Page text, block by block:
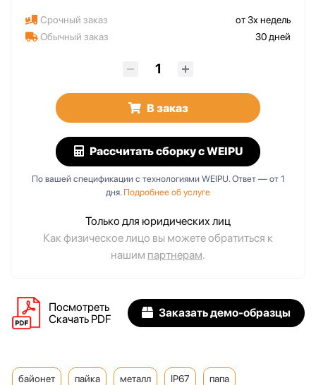
Срочный заказ
от 3х недель
Обычный заказ
30 дней
В заказ
Рассчитать сборкус WEIPU
По вашей спецификации с технологиями WEIPU. Ответ — от 1
дня. Подробнее об услуге
Только для юридических лиц
Как физическое лицо вы можете обратиться к
нашим партнерам.
Посмотреть
Скачать PDF
Заказать демо-образцы
байонет пайка металл IP67 папа